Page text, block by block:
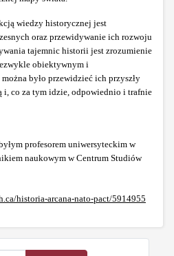
wiedzy historycznej jest
oraz przewidywanie ich rozwoju
tajemnic historii jest zrozumienie
obiektywnym i
było przewidzieć ich przyszły
i, co za tym idzie, odpowiednio i trafnie
profesorem uniwersyteckim w
naukowym w Centrum Studiów
historia-arcana-nato-pact/5914955